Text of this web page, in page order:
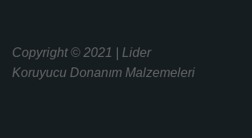
Copyright © 2021 | Lider
Koruyucu Donanım Malzemeleri